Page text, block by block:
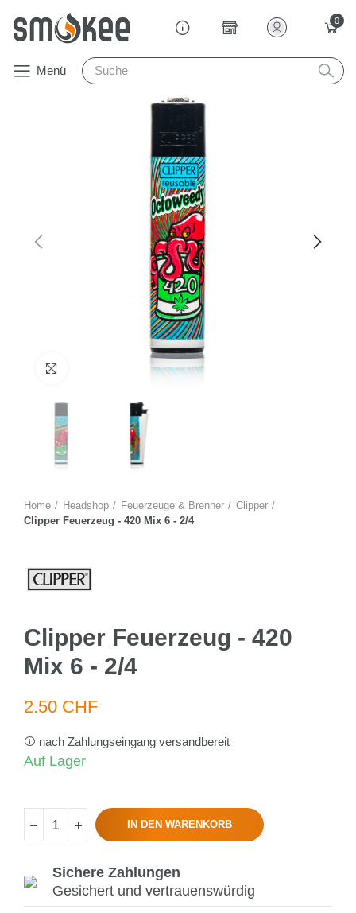
0
Menü
Zum Vergrössern anklicken
Home Headshop Feuerzeuge & Brenner
Clipper
Clipper Feuerzeug - 420 Mix 6 - 2/4
Clipper Feuerzeug - 420
Mix 6 - 2/4
2.50 CHF
nach Zahlungseingang versandbereit
Auf Lager
IN DEN WARENKORB
Sichere Zahlungen
Gesichert und vertrauenswürdig